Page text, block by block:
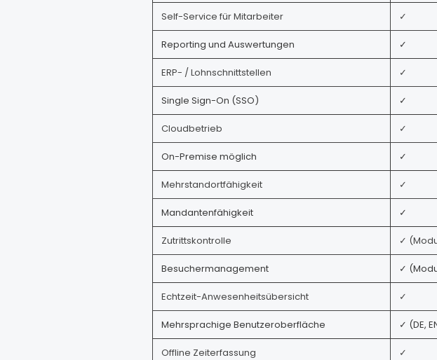
Self-Service für Mitarbeiter ✓
Reporting und Auswertungen ✓
ERP- / Lohnschnittstellen ✓
Single Sign-On (SSO) ✓
Cloudbetrieb ✓
On-Premise möglich ✓
Mehrstandortfähigkeit ✓
Mandantenfähigkeit ✓
Zutrittskontrolle ✓
Besuchermanagement ✓
Echtzeit-Anwesenheitsübersicht ✓
Mehrsprachige Benutzeroberfläche ✓ (DE,
Offline Zeiterfassung ✓